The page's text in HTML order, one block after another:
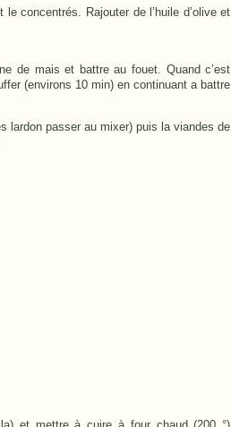
concentrés. Rajouter de l’huile d’olive et
de mais et battre au fouet. Quand c’est
(environs 10 min) en continuant a battre
lardon passer au mixer) puis la viandes de